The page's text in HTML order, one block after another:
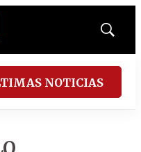
Mostrar
NOTICIAS